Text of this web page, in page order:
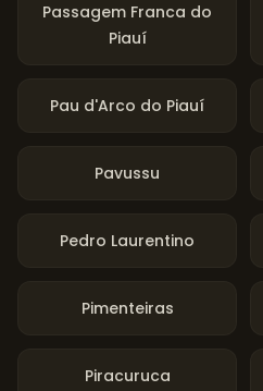
Passagem Franca do
Piauí
Pau d'Arco do Piauí
Pavussu
Pedro Laurentino
Pimenteiras
Piracuruca